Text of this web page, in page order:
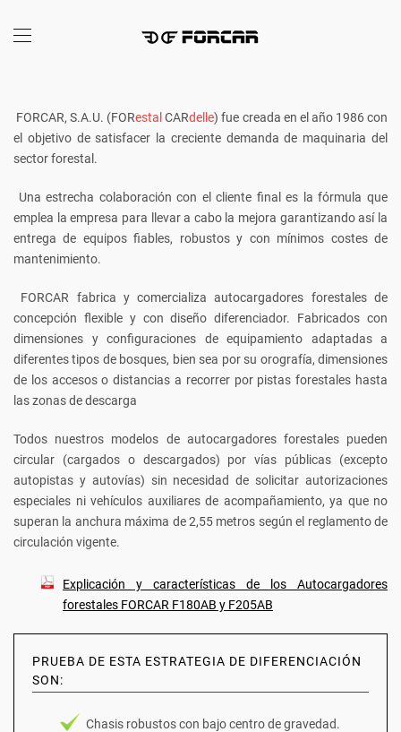
FORCAR, S.A.U. (FORestal CARdelle) fue creada en el año 1986 con
el objetivo de satisfacer la creciente demanda de maquinaria del
sector forestal.
Una estrecha colaboración con el cliente final es la fórmula que
emplea la empresa para llevar a cabo la mejora garantizando así la
entrega de equipos fiables, robustos y con mínimos costes de
mantenimiento.
FORCAR fabrica y comercializa autocargadores forestales de
concepción flexible y con diseño diferenciador. Fabricados con
dimensiones y configuraciones de equipamiento adaptadas a
diferentes tipos de bosques, bien sea por su orografía, dimensiones
de los accesos o distancias a recorrer por pistas forestales hasta
las zonas de descarga
Todos nuestros modelos de autocargadores forestales pueden
circular (cargados o descargados) por vías públicas (excepto
autopistas y autovías) sin necesidad de solicitar autorizaciones
especiales ni vehículos auxiliares de acompañamiento, ya que no
superan la anchura máxima de 2,55 metros según el reglamento de
circulación vigente.
Explicación y características de los Autocargadores
forestales FORCAR F180AB y F205AB
PRUEBA DE ESTA ESTRATEGIA DE DIFERENCIACIÓN
SON:
Chasis robustos con bajo centro de gravedad.